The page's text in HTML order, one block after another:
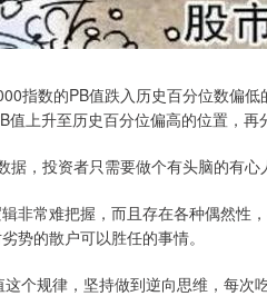
指数的PB值跌入历史百分位数偏低
上升至历史百分位偏高的位置，再
，投资者只需要做个有头脑的有心
非常难把握，而且存在各种偶然性
势的散户可以胜任的事情。
个规律，坚持做到逆向思维，每次